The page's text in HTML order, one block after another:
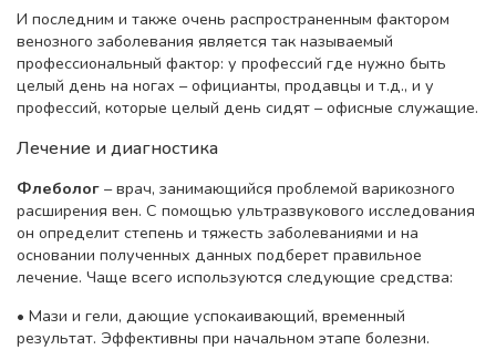
И последним и также очень распространенным фактором
венозного заболевания является так называемый
профессиональный фактор: у профессий где нужно быть
целый день на ногах – официанты, продавцы и т.д., и у
профессий, которые целый день сидят – офисные служащие.
Лечение и диагностика
Флеболог – врач, занимающийся проблемой варикозного
расширения вен. С помощью ультразвукового исследования
он определит степень и тяжесть заболеваниями и на
основании полученных данных подберет правильное
лечение. Чаще всего используются следующие средства:
• Мази и гели, дающие успокаивающий, временный
результат. Эффективны при начальном этапе болезни.